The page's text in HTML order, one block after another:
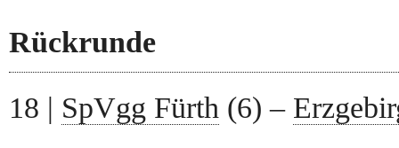
Rückrunde
18 | SpVgg Fürth (6) –